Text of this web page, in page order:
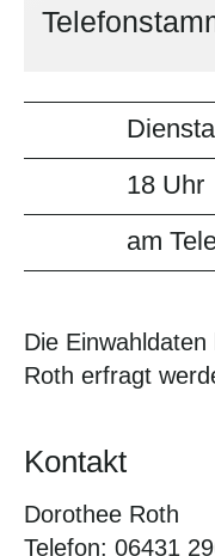
18 Uhr
am
Die
Roth erfragt
Kontakt
Dorothee Roth
Telefon: 06431